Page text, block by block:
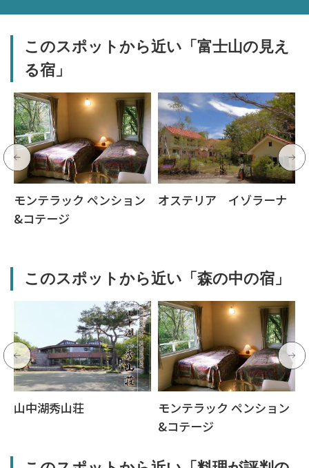
このスポットから近い「富士山の見え
る宿」
モンテラック ペンション
&コテージ
オステリア イゾラーナ
このスポットから近い「森の中の宿」
山中湖秀山荘
モンテラック ペンション
&コテージ